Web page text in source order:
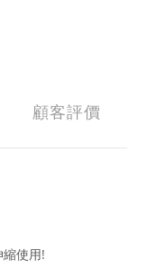
顧客評價
使用!